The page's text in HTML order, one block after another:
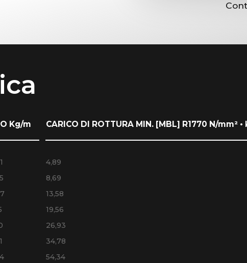
Kg/m CARICO DI ROTTURA MIN. [MBL] R1770 N/mm² •
4,89
8,69
13,58
19,56
26,93
34,78
54,34